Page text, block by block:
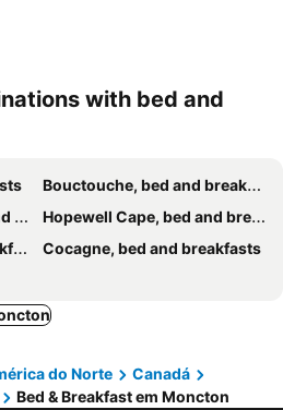
with bed and
Bouctouche, bed and breakfasts
Hopewell Cape, bed and breakfasts
Cocagne, bed and breakfasts
do Norte
Canadá
Bed & Breakfast em Moncton